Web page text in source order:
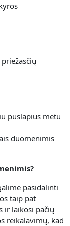
puslapius metu
duomenimis
pasidalinti
taip pat
ir laikosi pačių
reikalavimų, kad